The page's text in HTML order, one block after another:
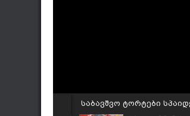
საბავშვო ტორტები